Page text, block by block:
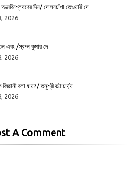
দিন/ দোলনচাঁপা তেওয়ারী দে
2026
এবং /স্বপন কুমার দে
2026
বিজ্ঞানী বলা যায়?/ তনুশ্রী ভট্টাচার্য্য
2026
A Comment